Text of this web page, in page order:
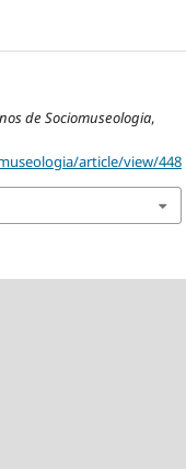
de Sociomuseologia,
article/view/448